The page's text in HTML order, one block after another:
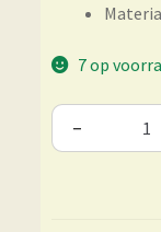
7 op
−